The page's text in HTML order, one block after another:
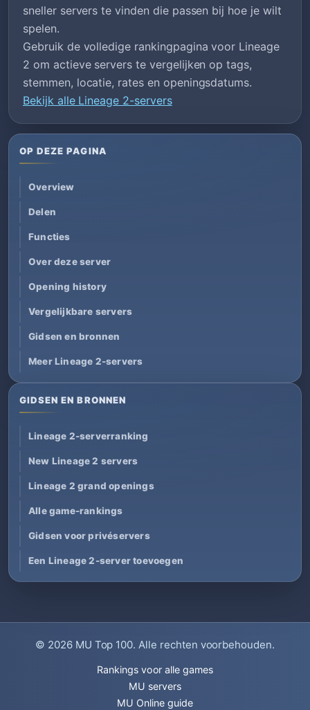
sneller servers te vinden die passen bij hoe je wilt
spelen.
Gebruik de volledige rankingpagina voor Lineage
2 om actieve servers te vergelijken op tags,
stemmen, locatie, rates en openingsdatums.
Bekijk alle Lineage 2-servers
OP DEZE PAGINA
Overview
Delen
Functies
Over deze server
Opening history
Vergelijkbare servers
Gidsen en bronnen
Meer Lineage 2-servers
GIDSEN EN BRONNEN
Lineage 2-serverranking
New Lineage 2 servers
Lineage 2 grand openings
Alle game-rankings
Gidsen voor privéservers
Een Lineage 2-server toevoegen
© 2026 MU Top 100. Alle rechten voorbehouden.
Rankings voor alle games
MU servers
MU Online guide